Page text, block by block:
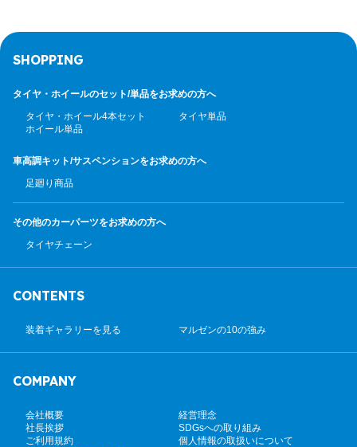
SHOPPING
タイヤ・ホイールのセット/単品をお求めの方へ
タイヤ・ホイール4本セット
タイヤ単品
ホイール単品
車高調キット/サスペンションをお求めの方へ
足廻り商品
その他のカーパーツをお求めの方へ
タイヤチェーン
CONTENTS
装着ギャラリーを見る マルゼンの10の強み
COMPANY
会社概要
経営理念
社長挨拶
SDGsへの取り組み
ご利用規約
個人情報の取扱いについて